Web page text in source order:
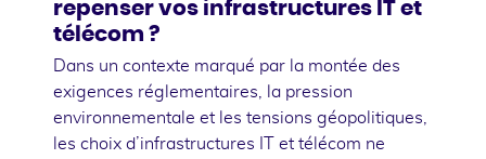
repenser vos infrastructures IT et
télécom ?
Dans un contexte marqué par la montée des
exigences réglementaires, la pression
environnementale et les tensions géopolitiques,
les choix d’infrastructures IT et télécom ne